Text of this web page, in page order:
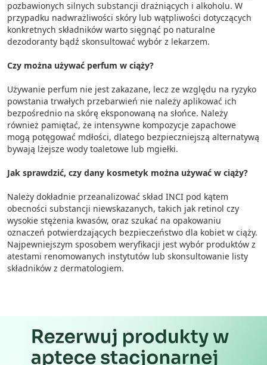
pozbawionych silnych substancji drażniących i alkoholu. W
przypadku nadwrażliwości skóry lub wątpliwości dotyczących
konkretnych składników warto sięgnąć po naturalne
dezodoranty bądź skonsultować wybór z lekarzem.
Czy można używać perfum w ciąży?
Używanie perfum nie jest zakazane, lecz ze względu na ryzyko
powstania trwałych przebarwień nie należy aplikować ich
bezpośrednio na skórę eksponowaną na słońce. Należy
również pamiętać, że intensywne kompozycje zapachowe
mogą potęgować mdłości, dlatego bezpieczniejszą alternatywą
bywają lżejsze wody toaletowe lub mgiełki.
Jak sprawdzić, czy dany kosmetyk można używać w ciąży?
Należy dokładnie przeanalizować skład INCI pod kątem
obecności substancji niewskazanych, takich jak retinol czy
wysokie stężenia kwasów, oraz szukać na opakowaniu
oznaczeń potwierdzających bezpieczeństwo dla kobiet w ciąży.
Najpewniejszym sposobem weryfikacji jest wybór produktów z
atestami renomowanych instytutów lub skonsultowanie listy
składników z dermatologiem.